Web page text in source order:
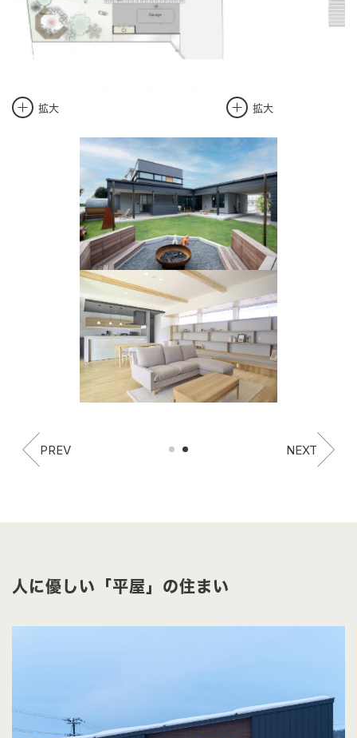
拡大 拡大
PREV NEXT
人に優しい「平屋」の住まい